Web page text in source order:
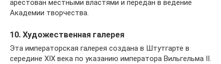
арестован местными властями и передан в ведение
Академии творчества.
10. Художественная галерея
Эта императорская галерея создана в Штутгарте в
середине XIX века по указанию императора Вильгельма II.